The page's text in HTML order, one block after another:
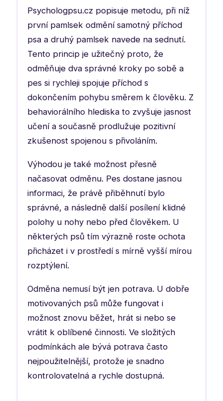
Psychologpsu.cz popisuje metodu, při níž
první pamlsek odmění samotný příchod
psa a druhý pamlsek navede na sednutí.
Tento princip je užitečný proto, že
odměňuje dva správné kroky po sobě a
pes si rychleji spojuje příchod s
dokončením pohybu směrem k člověku. Z
behaviorálního hlediska to zvyšuje jasnost
učení a současně prodlužuje pozitivní
zkušenost spojenou s přivoláním.
Výhodou je také možnost přesně
načasovat odměnu. Pes dostane jasnou
informaci, že právě přiběhnutí bylo
správné, a následně další posílení klidné
polohy u nohy nebo před člověkem. U
některých psů tím výrazně roste ochota
přicházet i v prostředí s mírně vyšší mírou
rozptýlení.
Odměna nemusí být jen potrava. U dobře
motivovaných psů může fungovat i
možnost znovu běžet, hrát si nebo se
vrátit k oblíbené činnosti. Ve složitých
podmínkách ale bývá potrava často
nejpoužitelnější, protože je snadno
kontrolovatelná a rychle dostupná.